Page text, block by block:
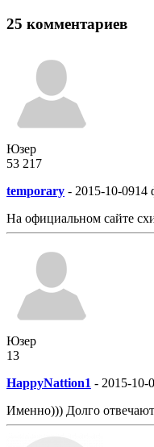
25 комментариев
Юзер
53 217
temporary - 2015-10-0914
На официальном сайте
Юзер
13
HappyNattion1 - 2015-10-
Именно))) Долго